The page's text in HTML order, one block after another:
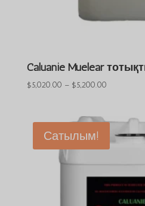
Caluanie Muelear
$5,020.00 – $5,200.00Баға
және
$5,200.00
Сатылым!